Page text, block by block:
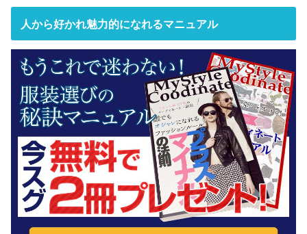
人から好かれ魅力的になれるマニュアル